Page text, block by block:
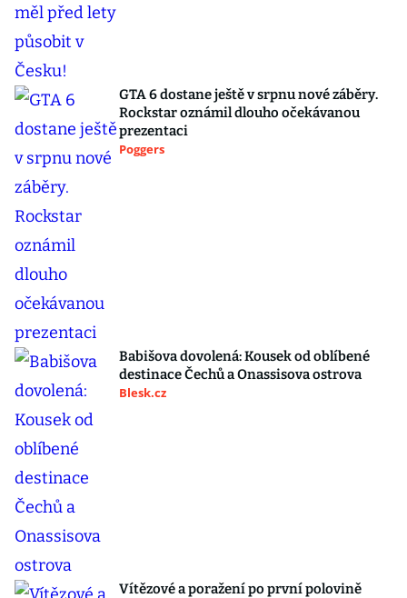
GTA 6 dostane ještě v srpnu nové záběry.
Rockstar oznámil dlouho očekávanou
prezentaci
Poggers
Babišova dovolená: Kousek od oblíbené
destinace Čechů a Onassisova ostrova
Blesk.cz
Vítězové a poražení po první polovině